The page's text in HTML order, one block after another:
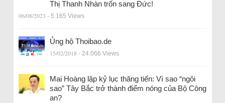
Thị Thanh Nhàn trốn sang Đức!
06/08/2023 - 5.165 Views
Ủng hộ Thoibao.de
15/02/2018 - 24.066 Views
Mai Hoàng lập kỷ lục thăng tiến: Vì sao “ngôi
sao” Tây Bắc trở thành điểm nóng của Bộ Công
an?